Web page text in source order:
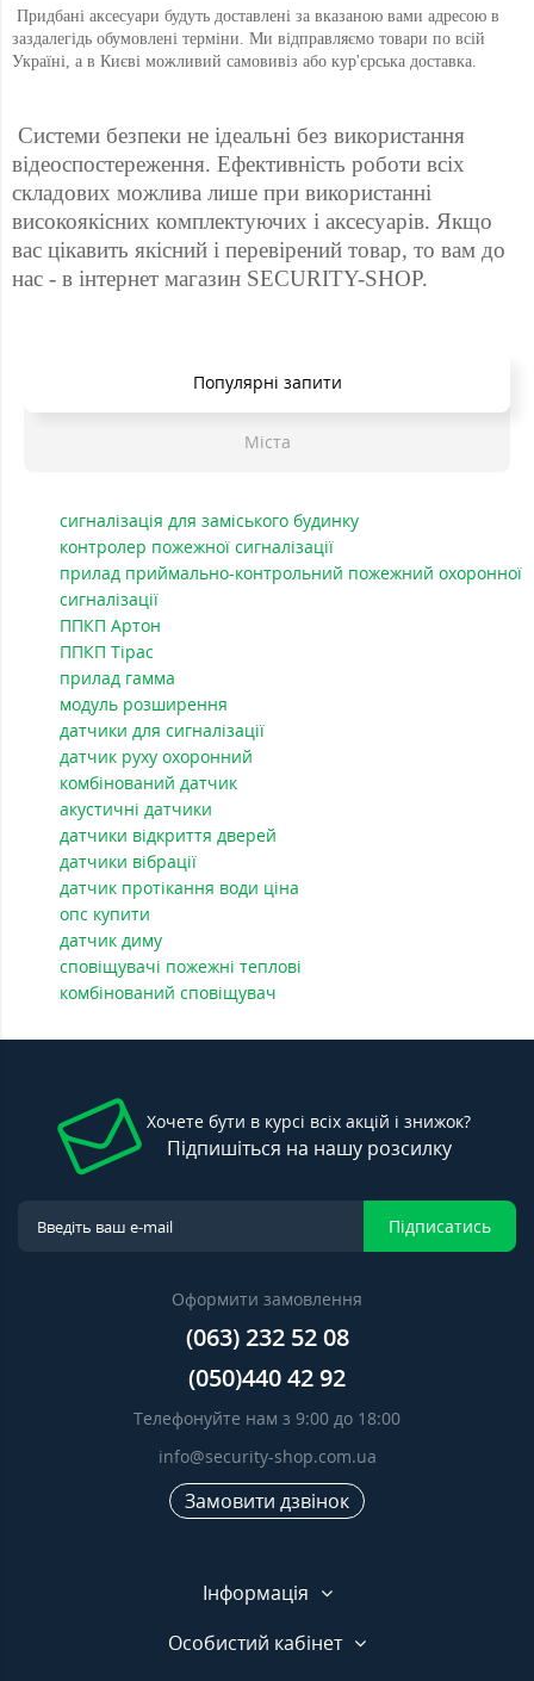
заздалегідь обумовлені терміни. Ми відправляємо товари по всій
Україні, а в Києві можливий самовивіз або кур'єрська доставка.
відеоспостереження. Ефективність роботи всіх
складових можлива лише при використанні
високоякісних комплектуючих і аксесуарів. Якщо
вас цікавить якісний і перевірений товар, то вам до
нас - в інтернет магазин SECURITY-SHOP.
Популярні запити
Міста
сигналізація для заміського будинку
контролер пожежної сигналізації
прилад приймально-контрольний пожежний охоронної
сигналізації
ППКП Артон
ППКП Тірас
прилад гамма
модуль розширення
датчики для сигналізації
датчик руху охоронний
комбінований датчик
акустичні датчики
датчики відкриття дверей
датчики вібрації
датчик протікання води ціна
опс купити
датчик диму
сповіщувачі пожежні теплові
комбінований сповіщувач
Хочете бути в курсі всіх акцій і знижок?
Підпишіться на нашу розсилку
Підписатись
Оформити замовлення
(063) 232 52 08
(050)440 42 92
Телефонуйте нам з 9:00 до 18:00
info@security-shop.com.ua
Замовити дзвінок
Інформація
Особистий кабінет